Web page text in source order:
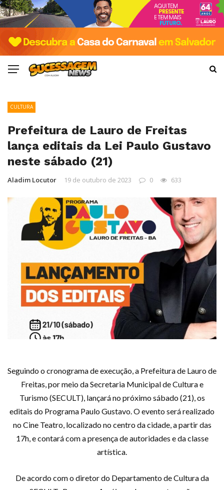
CULTURA
Prefeitura de Lauro de Freitas
lança editais da Lei Paulo Gustavo
neste sábado (21)
Aladim Locutor 19 de outubro de 2023 0 633
Seguindo o cronograma de execução, a Prefeitura de Lauro de
Freitas, por meio da Secretaria Municipal de Cultura e
Turismo (SECULT), lançará no próximo sábado (21), os
editais do Programa Paulo Gustavo. O evento será realizado
no Cine Teatro, localizado no centro da cidade, a partir das
17h, e contará com a presença de autoridades e da classe
artística.
De acordo com o diretor do Departamento de Cultura da